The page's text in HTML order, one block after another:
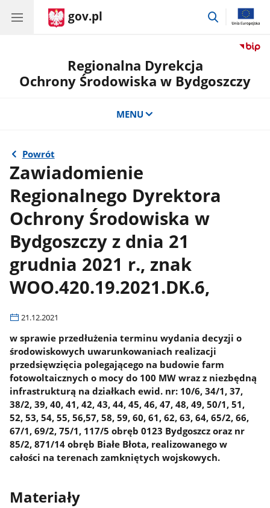
gov.pl
przejdź
Regionalna Dyrekcja
Ochrony Środowiska w Bydgoszczy
MENU
Powrót
Zawiadomienie
Regionalnego Dyrektora
Ochrony Środowiska w
Bydgoszczy z dnia 21
grudnia 2021 r., znak
WOO.420.19.2021.DK.6,
21.12.2021
w sprawie przedłużenia terminu wydania decyzji o
środowiskowych uwarunkowaniach realizacji
przedsięwzięcia polegającego na budowie farm
fotowoltaicznych o mocy do 100 MW wraz z niezbędną
infrastrukturą na działkach ewid. nr: 10/6, 34/1, 37,
38/2, 39, 40, 41, 42, 43, 44, 45, 46, 47, 48, 49, 50/1, 51,
52, 53, 54, 55, 56,57, 58, 59, 60, 61, 62, 63, 64, 65/2, 66,
67/1, 69/2, 75/1, 117/5 obręb 0123 Bydgoszcz oraz nr
85/2, 871/14 obręb Białe Błota, realizowanego w
całości na terenach zamkniętych wojskowych.
Materiały